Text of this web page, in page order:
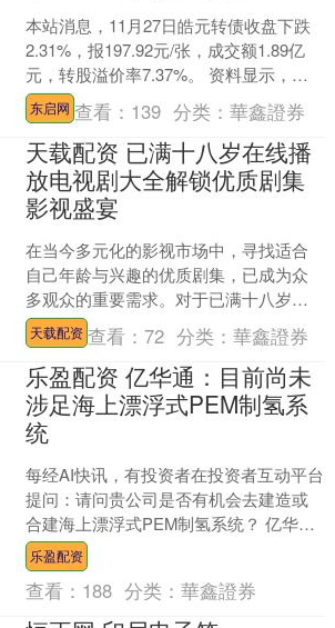
本站消息，11月27日皓元转债收盘下跌
2.31%，报197.92元/张，成交额1.89亿
元，转股溢价率7.37%。 资料显示，皓
元转债信用级别为“AA-”，债券....
东启网 查看： 139 分类：華鑫證券
天载配资 已满十八岁在线播
放电视剧大全解锁优质剧集
影视盛宴
在当今多元化的影视市场中，寻找适合
自己年龄与兴趣的优质剧集，已成为众
多观众的重要需求。对于已满十八岁的
观众而言，他们不仅追求剧情的精彩与
深度，更注重内容的合法性....
天载配资 查看：72 分类：華鑫證券
乐盈配资 亿华通：目前尚未
涉足海上漂浮式PEM制氢系
统
每经AI快讯，有投资者在投资者互动平台
提问：请问贵公司是否有机会去建造或
合建海上漂浮式PEM制氢系统？ 亿华通
（688339.SH）12月5日在投资者互动平
台表....
乐盈配资
查看： 188 分类：華鑫證券